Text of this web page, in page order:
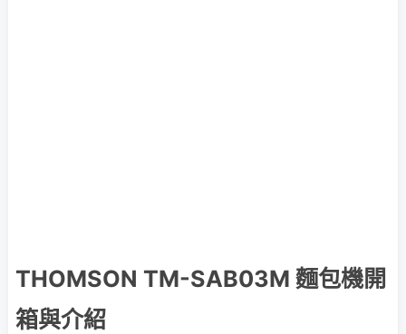
THOMSON TM-SAB03M 麵包機開
箱與介紹